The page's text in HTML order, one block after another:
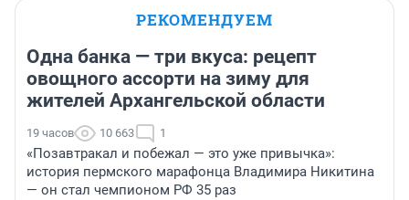
РЕКОМЕНДУЕМ
Одна банка — три вкуса: рецепт
овощного ассорти на зиму для
жителей Архангельской области
19 часов 10 663 1
«Позавтракал и побежал — это уже привычка»:
история пермского марафонца Владимира Никитина
— он стал чемпионом РФ 35 раз